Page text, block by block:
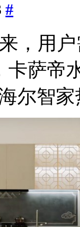
#
，用
卡萨帝
尔智家